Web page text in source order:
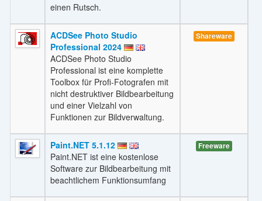
einen Rutsch.
ACDSee Photo Studio
Professional 2024
ACDSee Photo Studio
Professional ist eine komplette
Toolbox für Profi-Fotografen mit
nicht destruktiver Bildbearbeitung
und einer Vielzahl von
Funktionen zur Bildverwaltung.
Shareware
Paint.NET 5.1.12
Paint.NET ist eine kostenlose
Software zur Bildbearbeitung mit
beachtlichem Funktionsumfang
Freeware